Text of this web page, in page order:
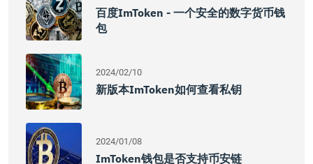
百度imToken - 一个安全的数字货币钱
包
2024/02/10
新版本imToken如何查看私钥
2024/01/08
ImToken钱包是否支持币安链